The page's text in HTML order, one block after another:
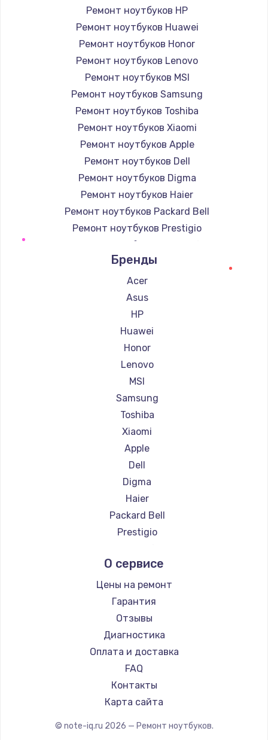
Ремонт ноутбуков HP
Ремонт ноутбуков Huawei
Ремонт ноутбуков Honor
Ремонт ноутбуков Lenovo
Ремонт ноутбуков MSI
Ремонт ноутбуков Samsung
Ремонт ноутбуков Toshiba
Ремонт ноутбуков Xiaomi
Ремонт ноутбуков Apple
Ремонт ноутбуков Dell
Ремонт ноутбуков Digma
Ремонт ноутбуков Haier
Ремонт ноутбуков Packard Bell
Ремонт ноутбуков Prestigio
Ремонт ноутбуков Microsoft
Ремонт ноутбуков Alienware
Ремонт ноутбуков Aquarius
Ремонт ноутбуков Gigabyte
Ремонт ноутбуков Aorus
Ремонт ноутбуков Maibenben
Ремонт ноутбуков Getac
Ремонт ноутбуков Epson
Ремонт ноутбуков Philips
Ремонт ноутбуков LG
Ремонт ноутбуков Panasonic
Ремонт ноутбуков Irbis
Ремонт ноутбуков Thunderobot
Ремонт ноутбуков Hasee
Ремонт ноутбуков ZTE
Ремонт ноутбуков Hiper
Ремонт ноутбуков Evga
Ремонт ноутбуков Google
Ремонт ноутбуков Ardor
Ремонт ноутбуков Predator
Ремонт ноутбуков iru
Ремонт ноутбуков Machenike
Ремонт ноутбуков DEXP
Ремонт ноутбуков Teclast
Ремонт ноутбуков CHUWI
Ремонт ноутбуков Colorful
Бренды
Acer
Asus
HP
Huawei
Honor
Lenovo
MSI
Samsung
Toshiba
Xiaomi
Apple
Dell
Digma
Haier
Packard Bell
Prestigio
Alienware
Aquarius
Gigabyte
Aorus
Maibenben
Getac
Epson
Philips
LG
О сервисе
Цены на ремонт
Гарантия
Отзывы
Диагностика
Оплата и доставка
FAQ
Контакты
Карта сайта
© note-iq.ru 2026 — Ремонт ноутбуков.